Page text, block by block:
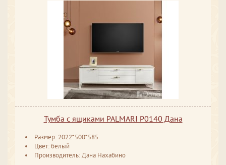
Тумба с ящиками PALMARI P0140 Дана
Размер: 2022*500*585
Цвет: белый
Производитель: Дана Нахабино